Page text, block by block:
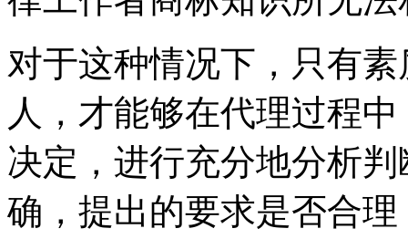
对于这种情况下，只有
人，才能够在代理过程
决定，进行充分地分析
确，提出的要求是否合